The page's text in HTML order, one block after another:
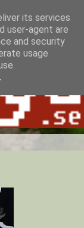
its services
user-agent are
and security
usage